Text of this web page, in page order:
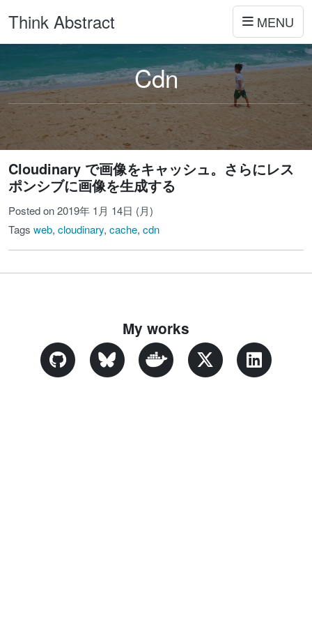
Think Abstract MENU
Cdn
Cloudinary で画像をキャッシュ。さらにレス
ポンシブに画像を生成する
Posted on 2019年 1月 14日 (月)
Tags web, cloudinary, cache, cdn
My works